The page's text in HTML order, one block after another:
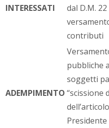
INTERESSATI
dal D.M.
contributi
ADEMPIMENTO
pubbliche
soggetti
“scissione